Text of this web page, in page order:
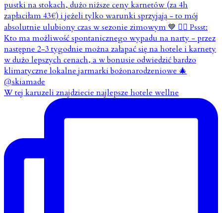
W tej karuzeli znajdziecie najlepsze hotele wellne